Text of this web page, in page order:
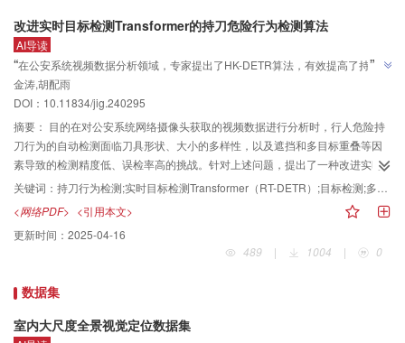
有效提升了模型的特征学习能力。
维度的特征提取，进一步增强全局与局部信息的融合，实现了多时相高光谱图
像特征的深度融合。结果实验在3个数据集上与主流的6种方法进行了比较，在
Framland数据集中，相比于BiT（bitemporal image Transformer）模型，准确
率和Kappa系数分别提高0.34%和2.02%；在Hermiston数据集中，相比于
CBANet（cross-band 2-D self-attention network）模型，准确率和Kappa系数
分别提高1%和2.08%。同时消融实验结果证明，混合注意力模块和双向门控网
络能有效地融合局部与全局信息，提升变化检测的精度。结论本文方法通过高
效融合局部和全局特征，显著提升了变化检测的准确性，证明了其在实际应用
中的潜力。在3个高光谱数据集的大量实验结果表明，本文方法在变化检测任务
改进实时目标检测Transformer的持刀危险行为检测算法
AI导读
“在公安系统视频数据分析领域，专家提出了HK-DETR算法，有效提高了持刀危
险行为检测的精度和效率。
”
金涛,胡配雨
DOI：10.11834/jig.240295
摘要： 目的在对公安系统网络摄像头获取的视频数据进行分析时，行人危险持
刀行为的自动检测面临刀具形状、大小的多样性，以及遮挡和多目标重叠等因
素导致的检测精度低、误检率高的挑战。针对上述问题，提出了一种改进实时
目标检测Transformer（real-time detection Transformer，RT-DETR）的持刀危
险行为检测算法（human-knife detection Transformer，HK-DETR）。方法首
先，设计了倒置残差级联模块（inverted residual cascade block，IRCB）作为
主干网络中的基本块（BasicBlock），这使得网络更加轻量化，减少了计算冗
余，并提高了对全局特征和长距离依赖关系的理解能力；其次，提出了跨阶并
CSP-PMAC），专注于多尺度特征的提取，使模型能有效识别不同大小和角度
的刀具；最后，引入了Haar小波下采样（Haar wavelet-based
downsampling，HWD）模块来替换原模型中的下采样操作，为多尺度特征融
关键词： 持刀行为检测;实时目标检测Transformer（RT-DETR）;目标检测;多尺度特征融合;Transformer;危险行为检测
<网络PDF> <引用本文>
更新时间： 2025-04-16
489
| 1004 | 0
数据集
室内大尺度全景视觉定位数据集